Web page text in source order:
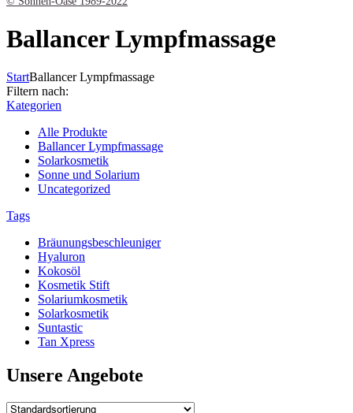
Ballancer Lympfmassage
StartBallancer Lympfmassage
Filtern nach:
Kategorien
Alle Produkte
Ballancer Lympfmassage
Solarkosmetik
Sonne und Solarium
Uncategorized
Tags
Bräunungsbeschleuniger
Hyaluron
Kokosöl
Kosmetik Stift
Solariumkosmetik
Solarkosmetik
Suntastic
Tan Xpress
Unsere Angebote